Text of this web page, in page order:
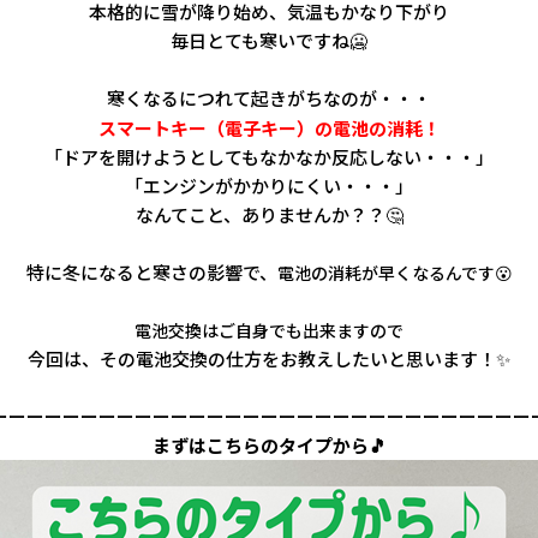
本格的に雪が降り始め、気温もかなり下がり
毎日とても寒いですね🥶
寒くなるにつれて起きがちなのが・・・
スマートキー（電子キー）の電池の消耗！
「ドアを開けようとしてもなかなか反応しない・・・」
「エンジンがかかりにくい・・・」
なんてこと、ありませんか？？🤔
特に冬になると寒さの影響で、 電池の消耗が早くなるんです😮
電池交換はご自身でも出来ますので
今回は、その電池交換の仕方をお教えしたいと思います！✨
ーーーーーーーーーーーーーーーーーーーーーーーーーーーーー
まずはこちらのタイプから🎵